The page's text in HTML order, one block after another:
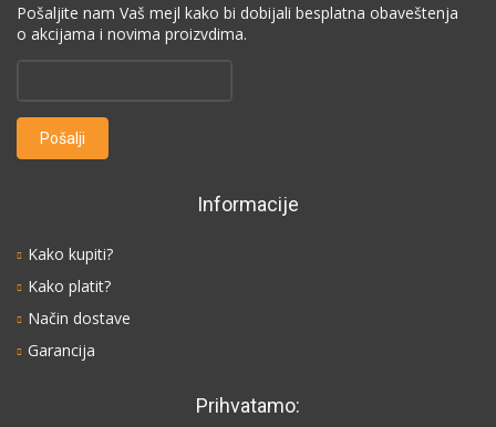
Pošaljite nam Vaš mejl kako bi dobijali besplatna obaveštenja
o akcijama i novima proizvdima.
Informacije
Kako kupiti?
Kako platit?
Način dostave
Garancija
Prihvatamo: